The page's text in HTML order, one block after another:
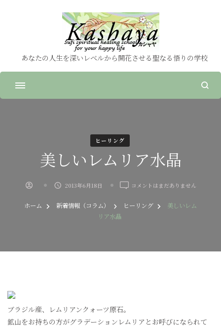
あなたの人生を深いレベルから開花させる聖なる悟りの学校
ヒーリング
美しいレムリア水晶
2013年6月18日
美
水
コメントはまだありません
ホーム 新着情報（コラム） ヒーリング
美しいレム
リア水晶
ブラジル産、レムリアンクォーツ原石。
鉱山をお持ちの方がグラデーションレムリアとお呼びになられて